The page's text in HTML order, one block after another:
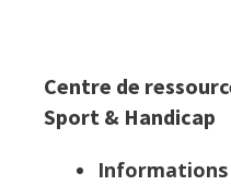
Centre de
Sport & Handicap
Informations